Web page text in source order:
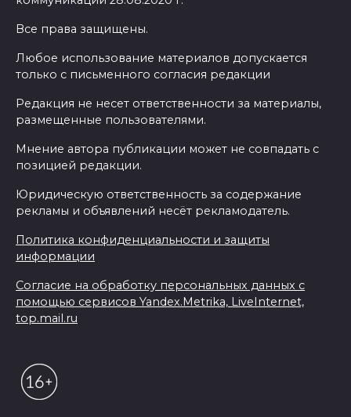
Все права защищены.
Любое использование материалов допускается
только с письменного согласия редакции
Редакция не несет ответственности за материалы,
размещенные пользователями.
Мнение автора публикации может не совпадать с
позицией редакции.
Юридическую ответственность за содержание
рекламы и объявлений несёт рекламодатель.
Политика конфиденциальности и защиты
информации
Согласие на обработку персональных данных с
помощью сервисов Yandex.Metrika, LiveInternet,
top.mail.ru